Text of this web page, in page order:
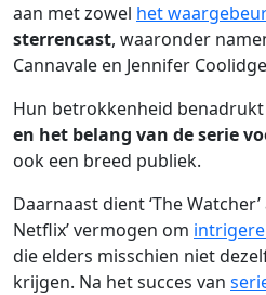
aan met zowel het
sterrencast, waaronder
Cannavale en Jennifer
Hun betrokkenheid
en het belang van de serie
ook een breed publiek.
Daarnaast dient ‘The
Netflix’ vermogen om
die elders misschien niet
krijgen. Na het succes van